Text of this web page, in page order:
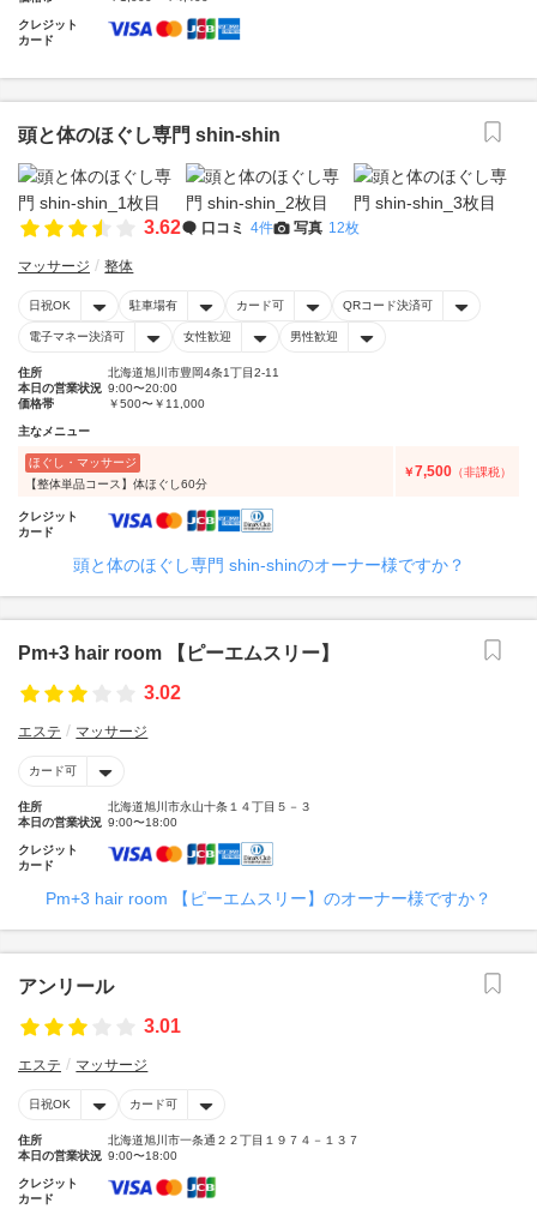
クレジット
カード
頭と体のほぐし専門 shin-shin
3.62 口コミ 4件 写真 12枚
マッサージ 整体
日祝OK 駐車場有 カード可 QRコード決済可
電子マネー決済可 女性歓迎 男性歓迎
住所
北海道旭川市豊岡4条1丁目2-11
本日の営業状況 9:00〜20:00
価格帯
￥500〜￥11,000
主なメニュー
ほぐし・マッサージ
【整体単品コース】体ほぐし60分
￥7,500 （非課税）
クレジット
カード
頭と体のほぐし専門 shin-shinのオーナー様ですか？
Pm+3 hair room 【ピーエムスリー】
3.02
エステ マッサージ
カード可
住所
北海道旭川市永山十条１４丁目５－３
本日の営業状況 9:00〜18:00
クレジット
カード
Pm+3 hair room 【ピーエムスリー】のオーナー様ですか？
アンリール
3.01
エステ マッサージ
日祝OK カード可
住所
北海道旭川市一条通２２丁目１９７４－１３７
本日の営業状況 9:00〜18:00
クレジット
カード